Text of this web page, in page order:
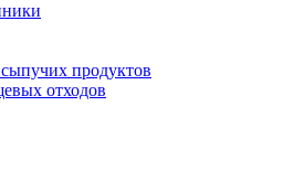
продуктов
отходов